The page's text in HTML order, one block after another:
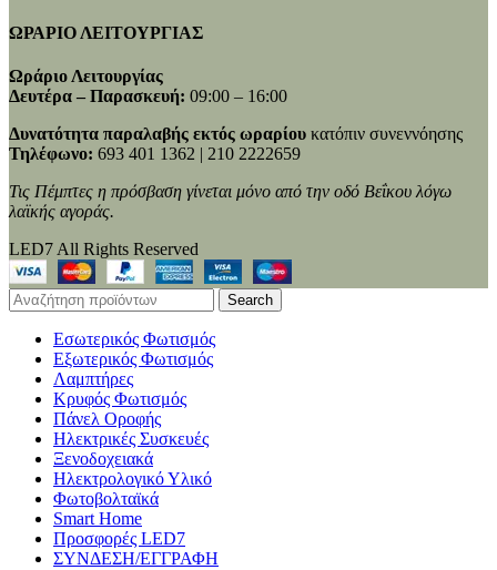
ΩΡΑΡΙΟ ΛΕΙΤΟΥΡΓΙΑΣ
Ωράριο Λειτουργίας
Δευτέρα – Παρασκευή: 09:00 – 16:00
Δυνατότητα παραλαβής εκτός ωραρίου κατόπιν συνεννόησης
Τηλέφωνο: 693 401 1362 | 210 2222659
Τις Πέμπτες η πρόσβαση γίνεται μόνο από την οδό Βεΐκου λόγω
λαϊκής αγοράς.
LED7 All Rights Reserved
Search
Εσωτερικός Φωτισμός
Εξωτερικός Φωτισμός
Λαμπτήρες
Κρυφός Φωτισμός
Πάνελ Οροφής
Ηλεκτρικές Συσκευές
Ξενοδοχειακά
Ηλεκτρολογικό Υλικό
Φωτοβολταϊκά
Smart Home
Προσφορές LED7
ΣΥΝΔΕΣΗ/ΕΓΓΡΑΦΗ